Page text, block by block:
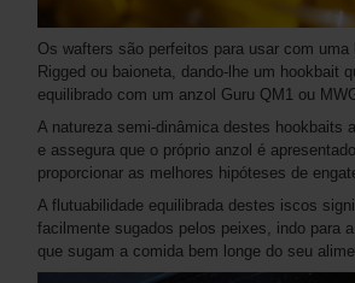
Os wafters são perfeitos para usar com uma
Rigged ou baioneta, dando-lhe um hookbait
equilibrado com um anzol Guru QM1 ou
A natureza semi-dinâmica destes hookbaits
e assegura que o próprio anzol é
proporcionar as melhores hipóteses de
A flutuabilidade equilibrada destes iscos
facilmente sugados pelos peixes, indo para
que sugam a comida bem longe do seu